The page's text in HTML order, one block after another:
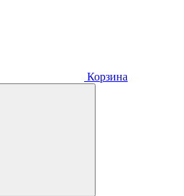
Корзина